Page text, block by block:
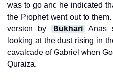
was to go and he indicated
the Prophet went out to them.
version by
Bukhari
Anas
looking at the dust rising in
cavalcade of Gabriel when
Quraiza.